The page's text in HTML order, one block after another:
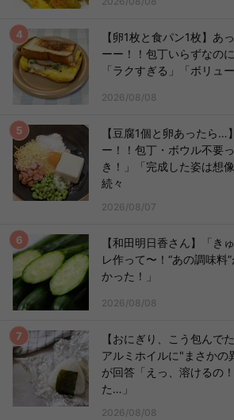
【卵1枚と食パン1枚】あ
ーー！！包丁いらずなの
「ラクすぎる」「ボリュ
2026/08/08
【豆腐1個と卵あったら…
ー！！包丁・ボウル不要
き！」「完成した姿は想
続々
2026/08/07
【和田明日香さん】「き
レ作って〜！“あの調味料
かった！」
2026/08/08
【おにぎり、こう包んで
アルミホイルに"まさか
が回答「えっ、溶けるの
た…」
2026/08/08